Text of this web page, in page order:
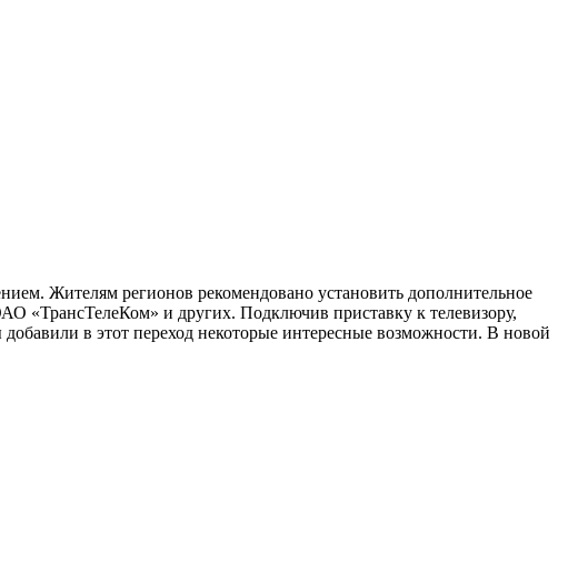
Жителям регионов рекомендовано установить дополнительное
и других. Подключив приставку к телевизору,
в этот переход некоторые интересные возможности. В новой